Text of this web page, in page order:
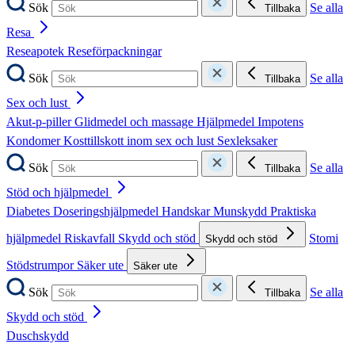
Sök
Tillbaka
Se alla
Resa
Reseapotek Reseförpackningar
Sök
Tillbaka
Se alla
Sex och lust
Akut-p-pillerGlidmedel och massage Hjälpmedel Impotens
KondomerKosttillskott inom sex och lust Sexleksaker
Sök
Tillbaka
Se alla
Stöd och hjälpmedel
Diabetes Doseringshjälpmedel HandskarMunskydd Praktiska
hjälpmedel Riskavfall Skydd och stöd Skydd och stöd
Stomi
Stödstrumpor Säker ute Säker ute
Sök Tillbaka
Se alla
Skydd och stöd
Duschskydd